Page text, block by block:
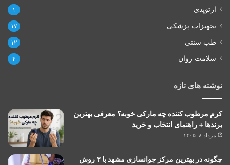
ارتوپدی ۱
تجهیزات پزشکی ۱۷
طب سنتی ۱۲
سلامت روان ۴
نوشته های تازه
کرم مرطوب کننده چه مارکی خوبه؟ معرفی بهترین
برندها + راهنمای انتخاب و خرید
مرداد ۸, ۱۴۰۵
چگونه در بهترین مرکز جوانسازی مشهد با ۳ روش